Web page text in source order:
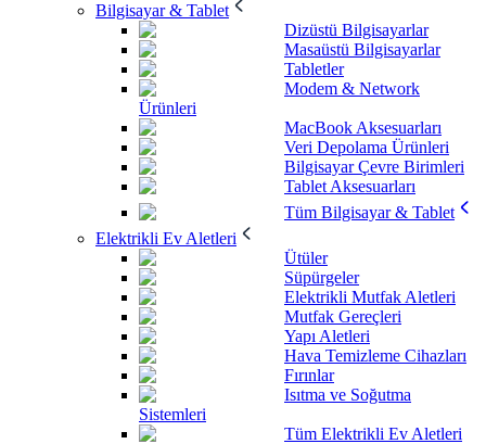
Bilgisayar & Tablet
Dizüstü Bilgisayarlar
Masaüstü Bilgisayarlar
Tabletler
Modem & Network
Ürünleri
MacBook Aksesuarları
Veri Depolama Ürünleri
Bilgisayar Çevre Birimleri
Tablet Aksesuarları
Tüm Bilgisayar & Tablet
Elektrikli Ev Aletleri
Ütüler
Süpürgeler
Elektrikli Mutfak Aletleri
Mutfak Gereçleri
Yapı Aletleri
Hava Temizleme Cihazları
Fırınlar
Isıtma ve Soğutma
Sistemleri
Tüm Elektrikli Ev Aletleri